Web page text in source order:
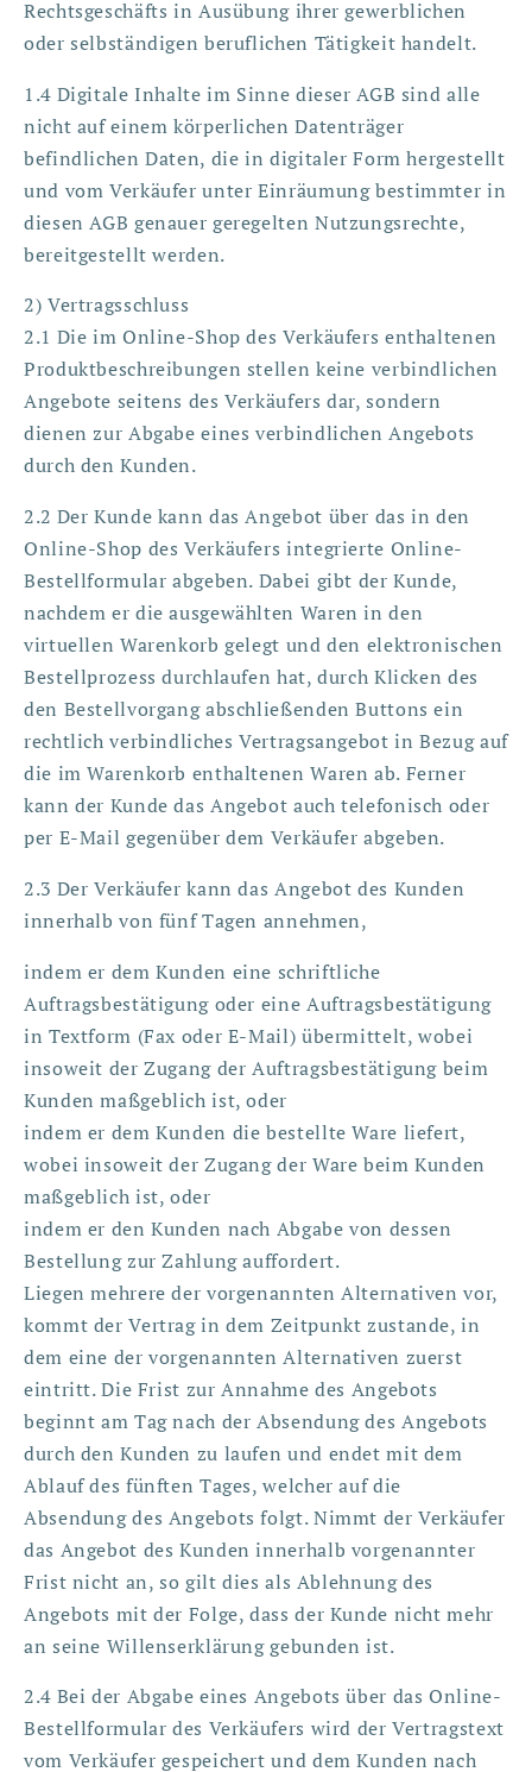
Rechtsgeschäfts in Ausübung ihrer gewerblichen
oder selbständigen beruflichen Tätigkeit handelt.
1.4 Digitale Inhalte im Sinne dieser AGB sind alle
nicht auf einem körperlichen Datenträger
befindlichen Daten, die in digitaler Form hergestellt
und vom Verkäufer unter Einräumung bestimmter in
diesen AGB genauer geregelten Nutzungsrechte,
bereitgestellt werden.
2) Vertragsschluss
2.1 Die im Online-Shop des Verkäufers enthaltenen
Produktbeschreibungen stellen keine verbindlichen
Angebote seitens des Verkäufers dar, sondern
dienen zur Abgabe eines verbindlichen Angebots
durch den Kunden.
2.2 Der Kunde kann das Angebot über das in den
Online-Shop des Verkäufers integrierte Online-
Bestellformular abgeben. Dabei gibt der Kunde,
nachdem er die ausgewählten Waren in den
virtuellen Warenkorb gelegt und den elektronischen
Bestellprozess durchlaufen hat, durch Klicken des
den Bestellvorgang abschließenden Buttons ein
rechtlich verbindliches Vertragsangebot in Bezug auf
die im Warenkorb enthaltenen Waren ab. Ferner
kann der Kunde das Angebot auch telefonisch oder
per E-Mail gegenüber dem Verkäufer abgeben.
2.3 Der Verkäufer kann das Angebot des Kunden
innerhalb von fünf Tagen annehmen,
indem er dem Kunden eine schriftliche
Auftragsbestätigung oder eine Auftragsbestätigung
in Textform (Fax oder E-Mail) übermittelt, wobei
insoweit der Zugang der Auftragsbestätigung beim
Kunden maßgeblich ist, oder
indem er dem Kunden die bestellte Ware liefert,
wobei insoweit der Zugang der Ware beim Kunden
maßgeblich ist, oder
indem er den Kunden nach Abgabe von dessen
Bestellung zur Zahlung auffordert.
Liegen mehrere der vorgenannten Alternativen vor,
kommt der Vertrag in dem Zeitpunkt zustande, in
dem eine der vorgenannten Alternativen zuerst
eintritt. Die Frist zur Annahme des Angebots
beginnt am Tag nach der Absendung des Angebots
durch den Kunden zu laufen und endet mit dem
Ablauf des fünften Tages, welcher auf die
Absendung des Angebots folgt. Nimmt der Verkäufer
das Angebot des Kunden innerhalb vorgenannter
Frist nicht an, so gilt dies als Ablehnung des
Angebots mit der Folge, dass der Kunde nicht mehr
an seine Willenserklärung gebunden ist.
2.4 Bei der Abgabe eines Angebots über das Online-
Bestellformular des Verkäufers wird der Vertragstext
vom Verkäufer gespeichert und dem Kunden nach